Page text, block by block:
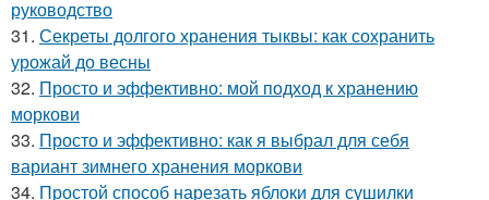
руководство
31. Секреты долгого хранения тыквы: как сохранить
урожай до весны
32. Просто и эффективно: мой подход к хранению
моркови
33. Просто и эффективно: как я выбрал для себя
вариант зимнего хранения моркови
34. Простой способ нарезать яблоки для сушилки